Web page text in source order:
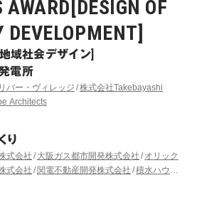
AWARD[DESIGN OF
域社会デザイン]
電所
バー・ヴィレッジ 株式会社Takebayashi
Architects
り
式会社 大阪ガス都市開発株式会社
オリック
式会社 関電不動産開発株式会社 積水ハウス